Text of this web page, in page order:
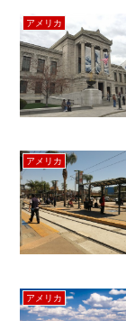
アメリカ
アメリカ
アメリカ